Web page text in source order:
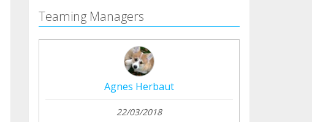
Teaming Managers
Agnes Herbaut
22/03/2018